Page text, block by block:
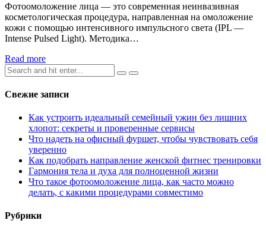
Фотоомоложение лица — это современная неинвазивная
косметологическая процедура, направленная на омоложение
кожи с помощью интенсивного импульсного света (IPL —
Intense Pulsed Light). Методика…
Read more
Search
for:
Свежие записи
Как устроить идеальный семейный ужин без лишних
хлопот: секреты и проверенные сервисы
Что надеть на офисный фуршет, чтобы чувствовать себя
уверенно
Как подобрать направление женской фитнес тренировки
Гармония тела и духа для полноценной жизни
Что такое фотоомоложение лица, как часто можно
делать, с какими процедурами совместимо
Рубрики